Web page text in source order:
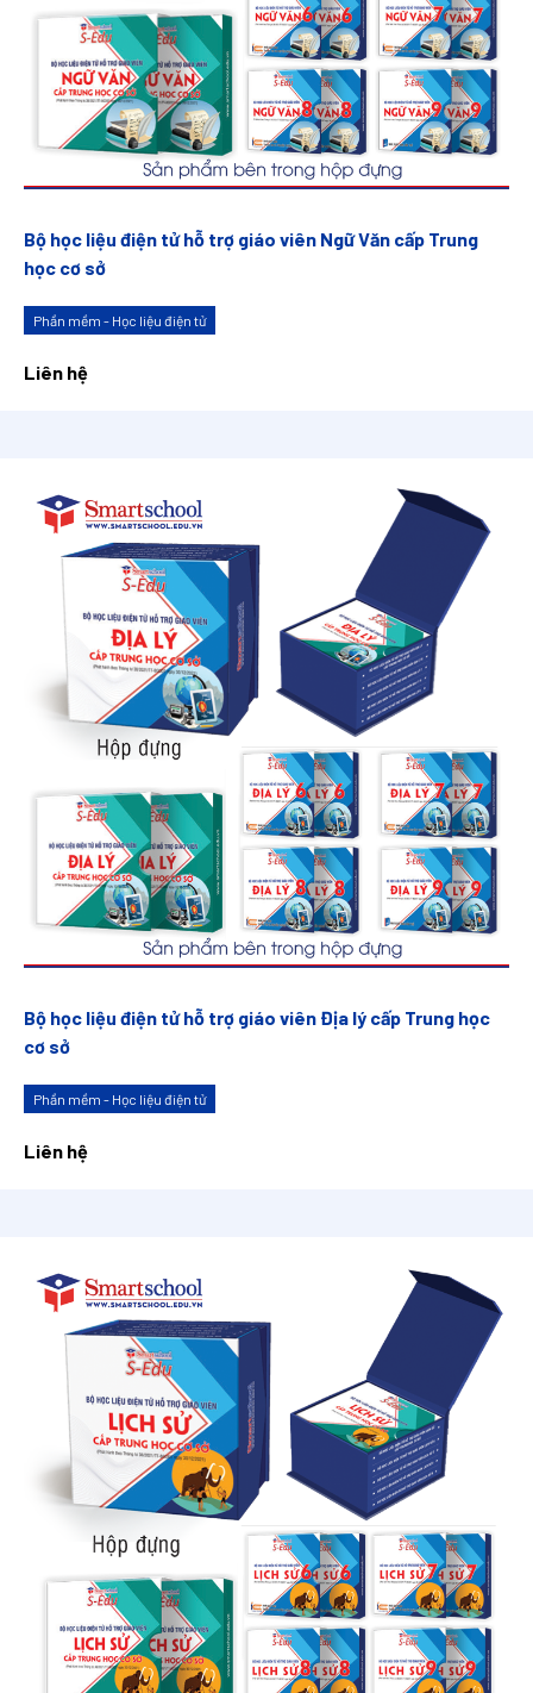
Bộ học liệu điện tử hỗ trợ giáo viên Ngữ Văn cấp Trung
học cơ sở
Phần mềm - Học liệu điện tử
Liên hệ
Bộ học liệu điện tử hỗ trợ giáo viên Địa lý cấp Trung học
cơ sở
Phần mềm - Học liệu điện tử
Liên hệ